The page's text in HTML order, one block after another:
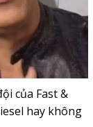
của Fast &
hay không